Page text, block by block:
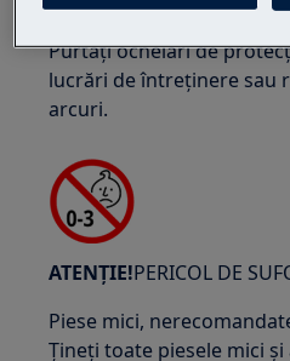
Purtați ochelari de
lucrări de întreținere sau
arcuri.
ATENȚIE!PERICOL DE
Piese mici,
Țineți toate piesele mici